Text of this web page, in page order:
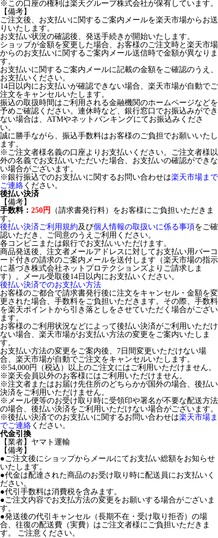
※この口座の権利は楽天グループ株式会社が保有しています。
【備考】
ご注文後、お支払いに関するご案内メールを楽天市場からお送
りいたします。
お支払い状況の確認後、発送手続きが開始いたします。
ショップが金額を変更した場合、お客様のご注文時と楽天市場
からのお支払いに関するご案内メール送信時で金額が異なりま
す。
お支払いに関するご案内メールに記載の金額をご確認のうえ、
お支払いください。
14日以内にお支払いが確認できない場合、楽天市場が自動でご
注文をキャンセルいたします。
振込の取扱時間はご利用される金融機関のホームページなどを
予めご確認ください。連休時など、銀行窓口でお振込みができ
ない場合は、ATMやネットバンキングにてお振込みくださ
い。
誠に勝手ながら、振込手数料はお客様のご負担でお願いいたし
ます。
※ご注文者様名義の口座よりお支払いください。ご注文者様以
外の名義でお支払いいただいた場合、お支払いの確認ができな
い場合がございます。
※銀行振込でのお支払いに関するお問い合わせは楽天市場まで
ご連絡 ください。
後払い決済
【備考】
手数料： 250円
（請求書発行料）をお客様にご負担いただきま
す。
後払い決済ご利用規約及び個人情報の取扱いに係る事項をご確
認いただき、ご同意のうえご利用ください。
各コンビニまたは銀行でお支払いいただけます。
商品発送後、注文者メールアドレスに対してお支払い用バーコ
ード付きの請求のご案内メールを送付します（楽天市場の指示
に基づき株式会社ネットプロテクションズよりご請求しま
す）。メール受取後14日以内にお支払いください。
後払い決済でのお支払い方法
お客様のご都合で請求書発行後に注文をキャンセル・金額を変
更された場合、手数料をご負担いただきます。その際、手数料
を楽天ポイントから引き落としをさせていただく場合がござい
ます。
お客様のご利用状況などによって後払い決済がご利用いただけ
ない場合、楽天市場がお支払い方法の変更をご案内いたしま
す。
お支払い方法の変更をご案内後、7日間変更いただけない場
合、楽天市場が自動でご注文をキャンセルいたします。
※54,000円（税込）以上のご注文にはご利用いただけません。
※楽天会員以外のお客様にはご利用いただけません。
※注文者またはお届け先住所のどちらかが国外の場合、後払い
決済をご利用いただけません。
※メール便等のお受け取り時に受領印や署名が不要な配送方法
の場合、後払い決済をご利用いただけない場合がございます。
※後払い決済でのお支払いに関するお問い合わせは楽天市場ま
でご連絡 ください。
代金引換
【業者】ヤマト運輸
【備考】
●ご注文後にショップからメールにてお支払い総額をお知らせ
いたします。
●代金は配達された商品のお受け取り時に配送員にお支払いく
ださい。
●代引手数料は消費税を含みます。
●ご注文内容でお支払方法の変更をお願いする場合がございま
す。
●発送後の代引キャンセル（長期不在・受け取り拒否）の場
合、往復の配送費（実費）はご注文者様にご負担いただきま
す。 ご注意ください。